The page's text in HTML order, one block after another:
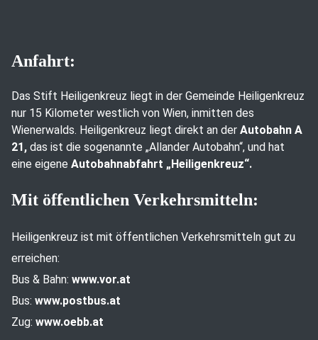
Anfahrt:
Das Stift Heiligenkreuz liegt in der Gemeinde Heiligenkreuz
nur 15 Kilometer westlich von Wien, inmitten des
Wienerwalds. Heiligenkreuz liegt direkt an der Autobahn A
21, das ist die sogenannte „Allander Autobahn“, und hat
eine eigene Autobahnabfahrt „Heiligenkreuz“.
Mit öffentlichen Verkehrsmitteln:
Heiligenkreuz ist mit öffentlichen Verkehrsmitteln gut zu
erreichen:
Bus & Bahn: www.vor.at
Bus: www.postbus.at
Zug: www.oebb.at